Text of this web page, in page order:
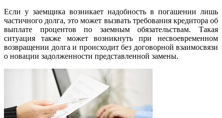
Если у заемщика возникает надобность в погашении лишь
частичного долга, это может вызвать требования кредитора об
выплате процентов по заемным обязательствам. Такая
ситуация также может возникнуть при несвоевременном
возвращении долга и происходит без договорной взаимосвязи
о новации задолженности представленной замены.